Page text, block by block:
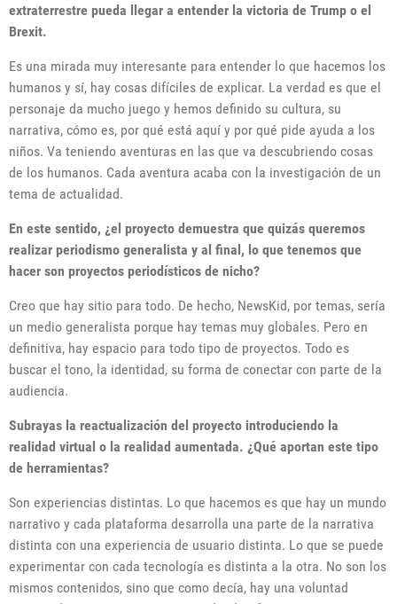
extraterrestre pueda llegar a entender la victoria de Trump o el
Brexit.
Es una mirada muy interesante para entender lo que hacemos los
humanos y sí, hay cosas difíciles de explicar. La verdad es que el
personaje da mucho juego y hemos definido su cultura, su
narrativa, cómo es, por qué está aquí y por qué pide ayuda a los
niños. Va teniendo aventuras en las que va descubriendo cosas
de los humanos. Cada aventura acaba con la investigación de un
tema de actualidad.
En este sentido, ¿el proyecto demuestra que quizás queremos
realizar periodismo generalista y al final, lo que tenemos que
hacer son proyectos periodísticos de nicho?
Creo que hay sitio para todo. De hecho, NewsKid, por temas, sería
un medio generalista porque hay temas muy globales. Pero en
definitiva, hay espacio para todo tipo de proyectos. Todo es
buscar el tono, la identidad, su forma de conectar con parte de la
audiencia.
Subrayas la reactualización del proyecto introduciendo la
realidad virtual o la realidad aumentada. ¿Qué aportan este tipo
de herramientas?
Son experiencias distintas. Lo que hacemos es que hay un mundo
narrativo y cada plataforma desarrolla una parte de la narrativa
distinta con una experiencia de usuario distinta. Lo que se puede
experimentar con cada tecnología es distinta a la otra. No son los
mismos contenidos, sino que como decía, hay una voluntad